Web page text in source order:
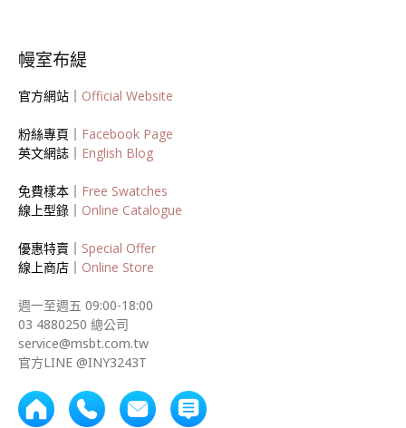
幔室布緹
官方網站｜ Official Website
粉絲專頁｜ Facebook Page
英文網誌｜ English Blog
免費樣本｜ Free Swatches
線上型錄｜ Online Catalogue
優惠特賣｜ Special Offer
線上商店｜ Online Store
週一至週五 09:00-18:00
03 4880250 總公司
service@msbt.com.tw
官方LINE @INY3243T